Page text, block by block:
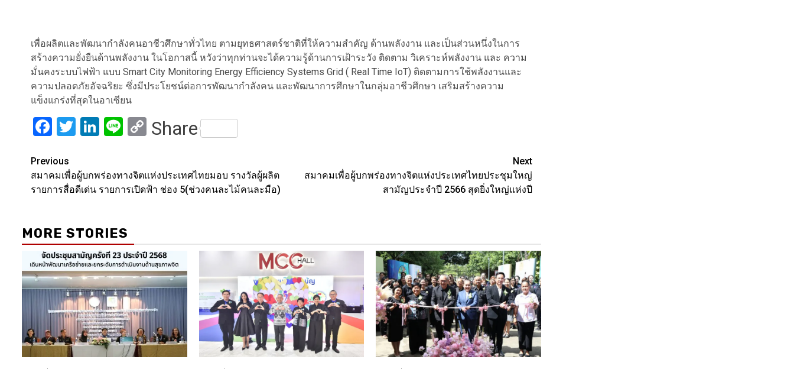
เพื่อผลิตและพัฒนากำลังคนอาชีวศึกษาทั่วไทย ตามยุทธศาสตร์ชาติที่ให้ความสำคัญ ด้านพลังงาน และเป็นส่วนหนึ่งในการ
สร้างความยั่งยืนด้านพลังงาน ในโอกาสนี้ หวังว่าทุกท่านจะได้ความรู้ด้านการเฝ้าระวัง ติดตาม วิเคราะห์พลังงาน และ ความ
มั่นคงระบบไฟฟ้า แบบ Smart City Monitoring Energy Efficiency Systems Grid ( Real Time IoT) ติดตามการใช้พลังงานและ
ความปลอดภัยอัจฉริยะ ซึ่งมีประโยชน์ต่อการพัฒนากำลังคน และพัฒนาการศึกษาในกลุ่มอาชีวศึกษา เสริมสร้างความ
แข็งแกร่งที่สุดในอาเซียน
Facebook
Twitter
LinkedIn
LineCopy
Share
Post
navigation
Previous
สมาคมเพื่อผู้บกพร่องทางจิตแห่งประเทศไทยมอบ รางวัลผู้ผลิต
รายการสื่อดีเด่น รายการเปิดฟ้า ช่อง 5(ช่วงคนละไม้คนละมือ)
Next
สมาคมเพื่อผู้บกพร่องทางจิตแห่งประเทศไทยประชุมใหญ่
สามัญประจำปี 2566 สุดยิ่งใหญ่แห่งปี
MORE STORIES